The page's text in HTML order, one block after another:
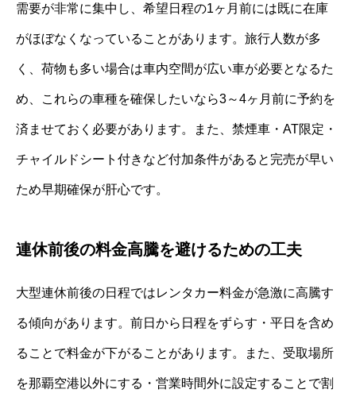
需要が非常に集中し、希望日程の1ヶ月前には既に在庫
がほぼなくなっていることがあります。旅行人数が多
く、荷物も多い場合は車内空間が広い車が必要となるた
め、これらの車種を確保したいなら3～4ヶ月前に予約を
済ませておく必要があります。また、禁煙車・AT限定・
チャイルドシート付きなど付加条件があると完売が早い
ため早期確保が肝心です。
連休前後の料金高騰を避けるための工夫
大型連休前後の日程ではレンタカー料金が急激に高騰す
る傾向があります。前日から日程をずらす・平日を含め
ることで料金が下がることがあります。また、受取場所
を那覇空港以外にする・営業時間外に設定することで割